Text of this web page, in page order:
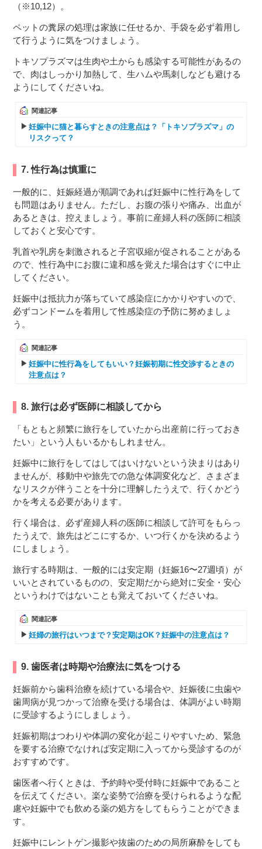
（※10,12）。
ペットの糞尿の処理は家族に任せるか、手袋を必ず着用し
て行うように気をつけましょう。
トキソプラズマは生肉や土からも感染する可能性があるの
で、肉はしっかり加熱して、生ハムや馬刺しなども避ける
ようにしてくださいね。
関連記事
妊娠中に猫と暮らすときの注意点は？「トキソプラズマ」の
リスクって？
7. 性行為は慎重に
一般的に、妊娠経過が順調であれば妊娠中に性行為をして
も問題はありません。ただし、お腹の張りや痛み、出血が
あるときは、控えましょう。事前に産婦人科の医師に相談
しておくと安心です。
乳首や乳房を刺激されると子宮収縮が促されることがある
ので、性行為中にお腹に違和感を覚えた場合はすぐに中止
してください。
妊娠中は抵抗力が落ちていて感染症にかかりやすいので、
必ずコンドームを着用して性感染症の予防に努めましょ
う。
関連記事
妊娠中に性行為をしてもいい？妊娠初期に性交渉するときの
注意点は？
8. 旅行は必ず医師に相談してから
「もともと頻繁に旅行をしていたから出産前に行っておき
たい」という人もいるかもしれません。
妊娠中に旅行をしてはしてはいけないという決まりはあり
ませんが、移動中や旅先での急な体調変化など、さまざま
なリスクが伴うことを十分に理解したうえで、行くかどう
かを考える必要があります。
行く場合は、必ず産婦人科の医師に相談して許可をもらっ
たうえで、旅先はどこにするか、いつ行くかを決めるよう
にしましょう。
旅行する時期は、一般的には安定期（妊娠16〜27週頃）が
いいとされているものの、安定期だから絶対に安全・安心
というわけではないことも覚えておいてくださいね。
関連記事
妊婦の旅行はいつまで？安定期はOK？妊娠中の注意点は？
9. 歯医者は時期や治療法に気をつける
妊娠前から歯科治療を続けている場合や、妊娠後に虫歯や
歯周病が見つかって治療を受ける場合は、体調がよい時期
に受診するようにしましょう。
妊娠初期はつわりや体調の変化が起こりやすいため、緊急
を要する治療でなければ安定期に入ってから受診するのが
おすすめです。
歯医者へ行くときは、予約時や受付時に妊娠中であること
を伝えてください。楽な姿勢で治療を受けられるような配
慮や妊娠中でも飲める薬の処方をしてもらうことができま
す。
妊娠中にレントゲン撮影や抜歯のための局所麻酔をしても